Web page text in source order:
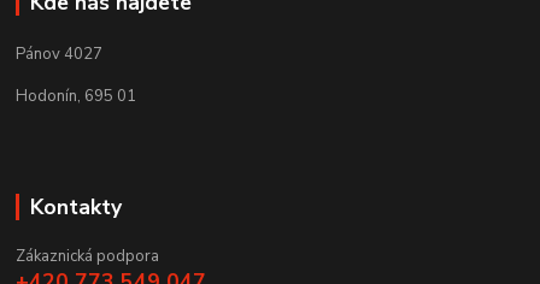
Pánov 4027
Hodonín, 695 01
Kontakty
Zákaznická podpora